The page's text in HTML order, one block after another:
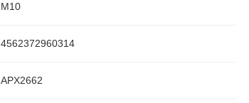
M10
4562372960314
APX2662